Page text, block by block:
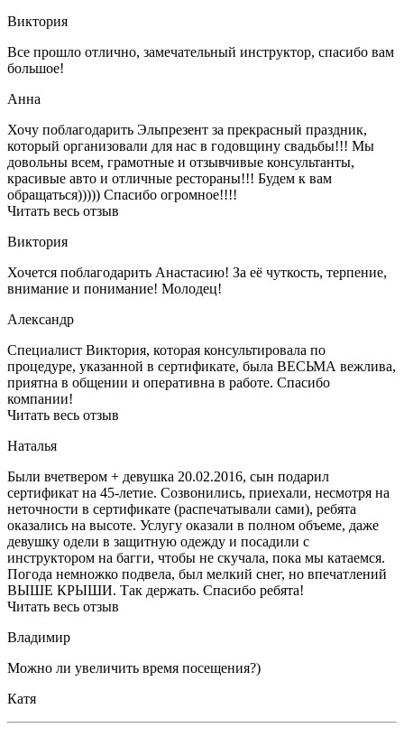
Виктория
Все прошло отлично, замечательный инструктор, спасибо вам
большое!
Анна
Хочу поблагодарить Эльпрезент за прекрасный праздник,
который организовали для нас в годовщину свадьбы!!! Мы
довольны всем, грамотные и отзывчивые консультанты,
красивые авто и отличные рестораны!!! Будем к вам
обращаться))))) Спасибо огромное!!!!
Читать весь отзыв
Виктория
Хочется поблагодарить Анастасию! За её чуткость, терпение,
внимание и понимание! Молодец!
Александр
Специалист Виктория, которая консультировала по
процедуре, указанной в сертификате, была ВЕСЬМА вежлива,
приятна в общении и оперативна в работе. Спасибо
компании!
Читать весь отзыв
Наталья
Были вчетвером + девушка 20.02.2016, сын подарил
сертификат на 45-летие. Созвонились, приехали, несмотря на
неточности в сертификате (распечатывали сами), ребята
оказались на высоте. Услугу оказали в полном объеме, даже
девушку одели в защитную одежду и посадили с
инструктором на багги, чтобы не скучала, пока мы катаемся.
Погода немножко подвела, был мелкий снег, но впечатлений
ВЫШЕ КРЫШИ. Так держать. Спасибо ребята!
Читать весь отзыв
Владимир
Можно ли увеличить время посещения?)
Катя